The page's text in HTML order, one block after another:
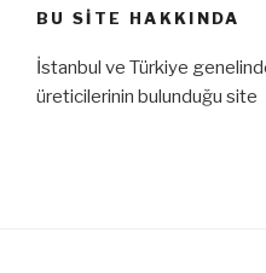
BU SITE HAKKINDA
İstanbul ve Türkiye
üreticilerinin bulunduğu site